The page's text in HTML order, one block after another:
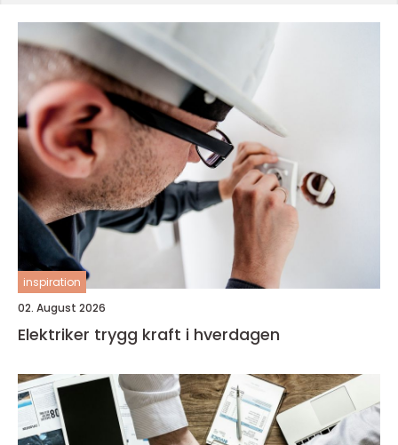
inspiration
02. August 2026
Elektriker trygg kraft i hverdagen